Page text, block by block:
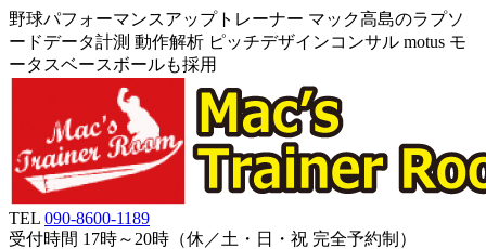
野球パフォーマンスアップトレーナー マック高島のラプソ
ードデータ計測 動作解析 ピッチデザインコンサル motus モ
ータスベースボールも採用
TEL 090-8600-1189
受付時間 17時～20時（休／土・日・祝 完全予約制）